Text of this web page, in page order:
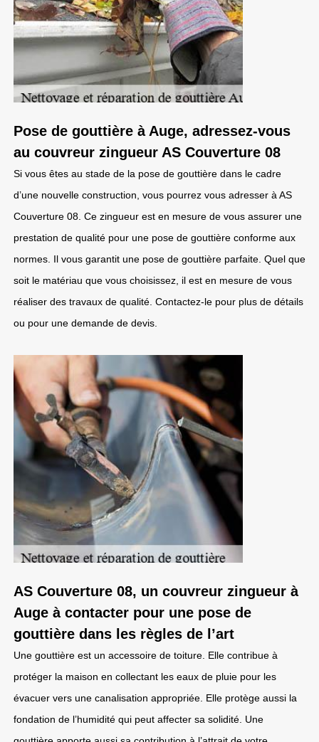
Pose de gouttière à Auge, adressez-vous
au couvreur zingueur AS Couverture 08
Si vous êtes au stade de la pose de gouttière dans le cadre
d’une nouvelle construction, vous pourrez vous adresser à AS
Couverture 08. Ce zingueur est en mesure de vous assurer une
prestation de qualité pour une pose de gouttière conforme aux
normes. Il vous garantit une pose de gouttière parfaite. Quel que
soit le matériau que vous choisissez, il est en mesure de vous
réaliser des travaux de qualité. Contactez-le pour plus de détails
ou pour une demande de devis.
AS Couverture 08, un couvreur zingueur à
Auge à contacter pour une pose de
gouttière dans les règles de l’art
Une gouttière est un accessoire de toiture. Elle contribue à
protéger la maison en collectant les eaux de pluie pour les
évacuer vers une canalisation appropriée. Elle protège aussi la
fondation de l’humidité qui peut affecter sa solidité. Une